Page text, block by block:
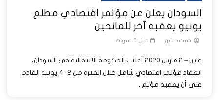
السودان يعلن عن مؤتمر اقتصادي مطلع
يونيو يعقبه آخر للمانحين
شبكة عاين قبل 6 سنوات
عاين – 2 مارس 2020 أعلنت الحكومة الانتقالية في السودان،
انعقاد مؤتمر اقتصادي شامل خلال الفترة من ٢- ٤ يونيو القادم
على أن يعقبه مؤتم...